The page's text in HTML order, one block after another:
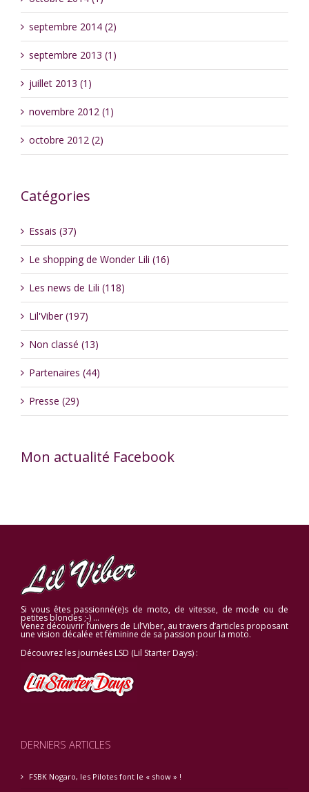
septembre 2014 (2)
septembre 2013 (1)
juillet 2013 (1)
novembre 2012 (1)
octobre 2012 (2)
Catégories
Essais (37)
Le shopping de Wonder Lili (16)
Les news de Lili (118)
Lil'Viber (197)
Non classé (13)
Partenaires (44)
Presse (29)
Mon actualité Facebook
Si vous êtes passionné(e)s de moto, de vitesse, de mode ou de
petites blondes ;-) …
Venez découvrir l’univers de Lil’Viber, au travers d’articles proposant
une vision décalée et féminine de sa passion pour la moto.
Découvrez les journées LSD (Lil Starter Days) :
DERNIERS ARTICLES
FSBK Nogaro, les Pilotes font le « show » !